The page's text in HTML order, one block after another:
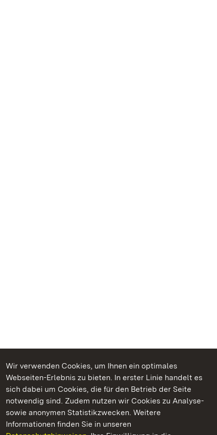
Wir verwenden Cookies, um Ihnen ein optimales
Webseiten-Erlebnis zu bieten. In erster Linie handelt es
sich dabei um Cookies, die für den Betrieb der Seite
notwendig sind. Zudem nutzen wir Cookies zu Analyse-
sowie anonymen Statistikzwecken. Weitere
Informationen finden Sie in unseren
Kommen. Staunen. Genießen.